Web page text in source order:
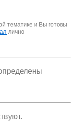
тематике и Вы готовы
лично